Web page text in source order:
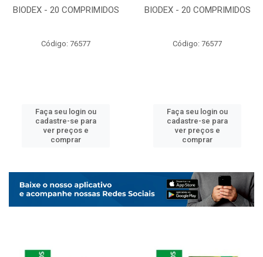
BIODEX - 20 COMPRIMIDOS
Código: 76577
Faça seu login ou
cadastre-se para
ver preços e
comprar
BIODEX - 20 COMPRIMIDOS
Código: 76577
Faça seu login ou
cadastre-se para
ver preços e
comprar